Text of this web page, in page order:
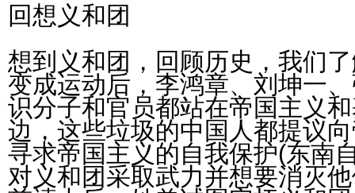
回想义和团
想到义和团，回顾历史，我们
变成运动后，李鸿章、刘坤一
识分子和官员都站在帝国主义
边，这些垃圾的中国人都提议
寻求帝国主义的自我保护(东南
对义和团采取武力并想要消灭